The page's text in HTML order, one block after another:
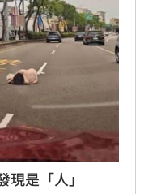
是「人」